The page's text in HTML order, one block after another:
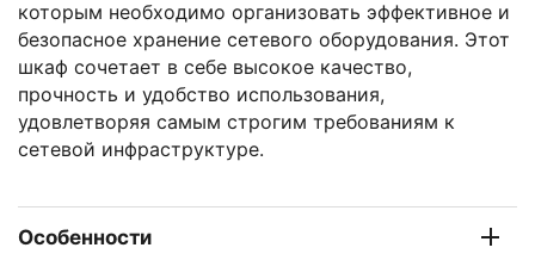
которым необходимо организовать эффективное и
безопасное хранение сетевого оборудования. Этот
шкаф сочетает в себе высокое качество,
прочность и удобство использования,
удовлетворяя самым строгим требованиям к
сетевой инфраструктуре.
Особенности